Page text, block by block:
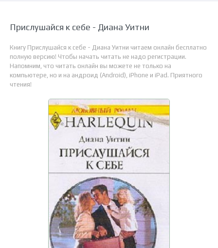
Прислушайся к себе - Диана Уитни
Книгу Прислушайся к себе - Диана Уитни читаем онлайн бесплатно
полную версию! Чтобы начать читать не надо регистрации.
Напомним, что читать онлайн вы можете не только на
компьютере, но и на андроид (Android), iPhone и iPad. Приятного
чтения!